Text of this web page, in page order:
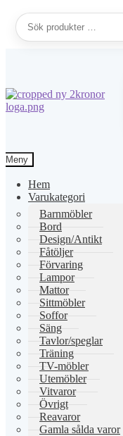
Sök
efter:
Hoppa
Hoppa
Meny
Hem
Varukategori
Barnmöbler
Bord
Design/Antikt
Fåtöljer
Förvaring
Lampor
Mattor
Sittmöbler
Soffor
Säng
Tavlor/speglar
Träning
TV-möbler
Utemöbler
Vitvaror
Övrigt
Reavaror
Gamla sålda varor